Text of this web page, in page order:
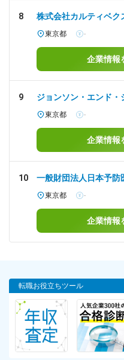
8 株式会社カルティベク
東京都 -
企業情報
9 ジョンソン・エンド・
東京都 -
企業情報
10 一般財団法人日本予防
東京都 -
企業情報
転職お役立ちツール